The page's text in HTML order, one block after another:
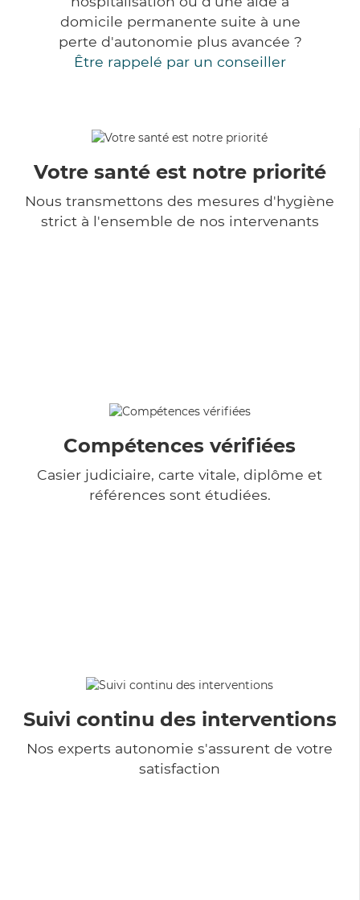
domicile permanente suite à une
perte d'autonomie plus avancée ?
Être rappelé par un conseiller
Votre santé est notre priorité
Nous transmettons des mesures d'hygiène
strict à l'ensemble de nos intervenants
Compétences vérifiées
Casier judiciaire, carte vitale, diplôme et
références sont étudiées.
Suivi continu des interventions
Nos experts autonomie s'assurent de votre
satisfaction